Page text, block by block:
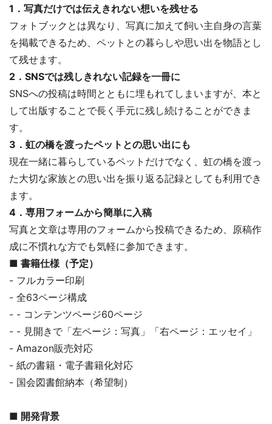
1．写真だけでは伝えきれない想いを残せる
フォトブックとは異なり、写真に加えて飼い主自身の言葉
を掲載できるため、ペットとの暮らしや思い出を物語とし
て残せます。
2．SNSでは残しきれない記録を一冊に
SNSへの投稿は時間とともに埋もれてしまいますが、本と
して出版することで長く手元に残し続けることができま
す。
3．虹の橋を渡ったペットとの思い出にも
現在一緒に暮らしているペットだけでなく、虹の橋を渡っ
た大切な家族との思い出を振り返る記録としても利用でき
ます。
4．専用フォームから簡単に入稿
写真と文章は専用のフォームから投稿できるため、原稿作
成に不慣れな方でも気軽に参加できます。
■ 書籍仕様（予定）
- フルカラー印刷
- 全63ページ構成
- - コンテンツページ60ページ
- - 見開きで「左ページ：写真」「右ページ：エッセイ」
- Amazon販売対応
- 紙の書籍・電子書籍化対応
- 国会図書館納本（希望制）
■ 開発背景